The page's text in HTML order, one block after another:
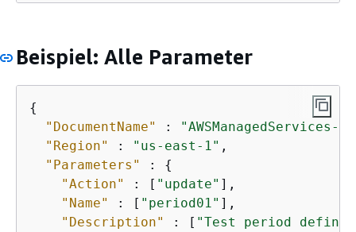
Beispiel: Alle Parameter
{
"DocumentName"
:
"AWSManagedServices-
"Region"
: "us-east-1" ,
"Parameters"
: {
"Action"
: [ "update" ],
"Name"
: [ "period01" ],
"Description"
: [ "Test period